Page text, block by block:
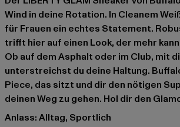
Wind in deine Rotation. In Cleanem
für Frauen ein echtes Statement.
trifft hier auf einen Look, der mehr
Ob auf dem Asphalt oder im Club, mit
unterstreichst du deine Haltung.
Piece, das sitzt und dir den nötigen
deinen Weg zu gehen. Hol dir den
Anlass: Alltag, Sportlich